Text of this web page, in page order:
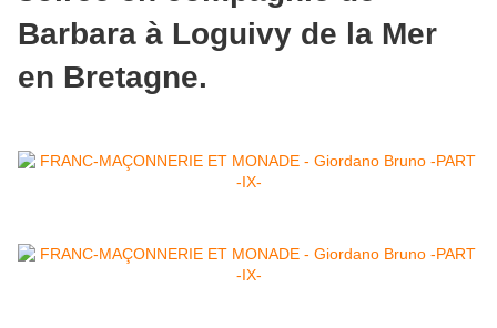
Barbara à Loguivy de la Mer
en Bretagne.